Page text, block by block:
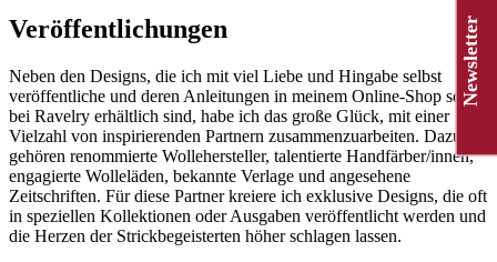
Veröffentlichungen
Neben den Designs, die ich mit viel Liebe und Hingabe selbst
veröffentliche und deren Anleitungen in meinem Online-Shop sowie
bei Ravelry erhältlich sind, habe ich das große Glück, mit einer
Vielzahl von inspirierenden Partnern zusammenzuarbeiten. Dazu
gehören renommierte Wollehersteller, talentierte Handfärber/innen,
engagierte Wolleläden, bekannte Verlage und angesehene
Zeitschriften. Für diese Partner kreiere ich exklusive Designs, die oft
in speziellen Kollektionen oder Ausgaben veröffentlicht werden und
die Herzen der Strickbegeisterten höher schlagen lassen.
Newsletter